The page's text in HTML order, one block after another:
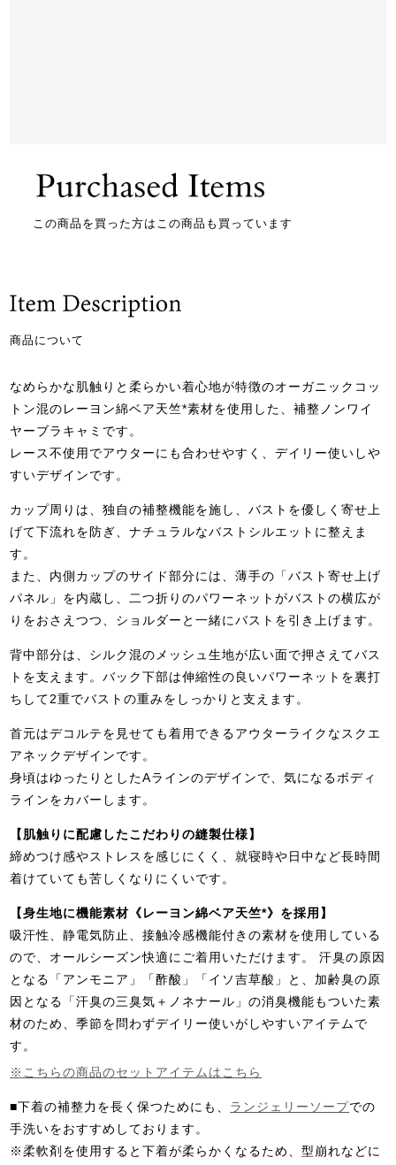
この商品を買った方はこの商品も買っています
商品について
なめらかな肌触りと柔らかい着心地が特徴のオーガニックコッ
トン混のレーヨン綿ベア天竺*素材を使用した、補整ノンワイ
ヤーブラキャミです。
レース不使用でアウターにも合わせやすく、デイリー使いしや
すいデザインです。
カップ周りは、独自の補整機能を施し、バストを優しく寄せ上
げて下流れを防ぎ、ナチュラルなバストシルエットに整えま
す。
また、内側カップのサイド部分には、薄手の「バスト寄せ上げ
パネル」を内蔵し、二つ折りのパワーネットがバストの横広が
りをおさえつつ、ショルダーと一緒にバストを引き上げます。
背中部分は、シルク混のメッシュ生地が広い面で押さえてバス
トを支えます。バック下部は伸縮性の良いパワーネットを裏打
ちして2重でバストの重みをしっかりと支えます。
首元はデコルテを見せても着用できるアウターライクなスクエ
アネックデザインです。
身頃はゆったりとしたAラインのデザインで、気になるボディ
ラインをカバーします。
【肌触りに配慮したこだわりの縫製仕様】
締めつけ感やストレスを感じにくく、就寝時や日中など長時間
着けていても苦しくなりにくいです。
【身生地に機能素材《レーヨン綿ベア天竺*》を採用】
吸汗性、静電気防止、接触冷感機能付きの素材を使用している
ので、オールシーズン快適にご着用いただけます。 汗臭の原因
となる「アンモニア」「酢酸」「イソ吉草酸」と、加齢臭の原
因となる「汗臭の三臭気＋ノネナール」の消臭機能もついた素
材のため、季節を問わずデイリー使いがしやすいアイテムで
す。
※こちらの商品のセットアイテムはこちら
■下着の補整力を長く保つためにも、 ランジェリーソープでの
手洗いをおすすめしております。
※柔軟剤を使用すると下着が柔らかくなるため、型崩れなどに